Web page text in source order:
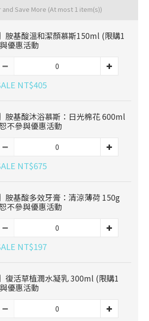
Save More (At most 1 item(s))
胺基酸溫和潔顏慕斯150ml (限購1
優惠活動
NT$405
胺基酸沐浴慕斯：日光棉花 600ml
不參與優惠活動
NT$675
胺基酸多效牙膏：清涼薄荷 150g
不參與優惠活動
NT$197
復活草植潤水凝乳 300ml (限購1
優惠活動